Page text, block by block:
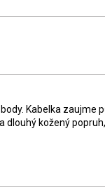
Kabelka zaujme
dlouhý kožený popruh,